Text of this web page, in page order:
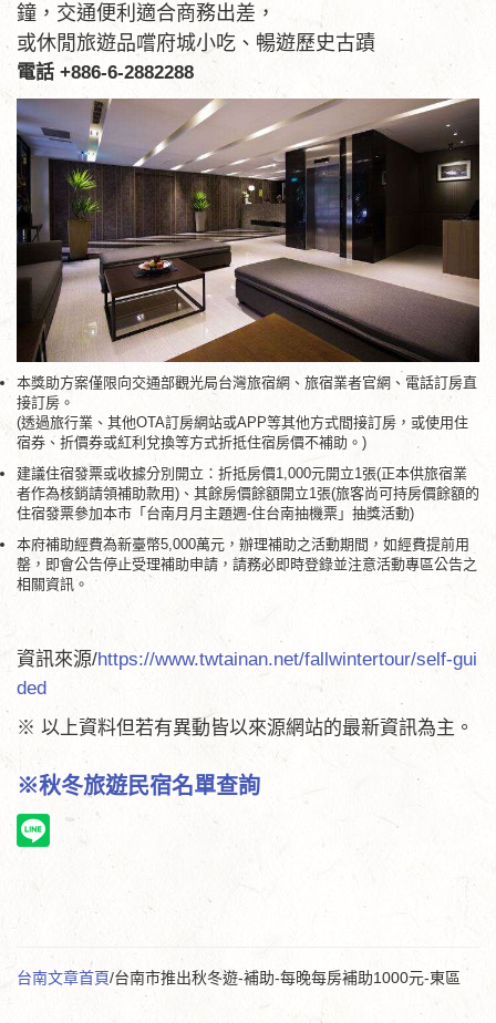
鐘，交通便利適合商務出差，
或休閒旅遊品嚐府城小吃、暢遊歷史古蹟
電話 +886-6-2882288
本獎助方案僅限向交通部觀光局台灣旅宿網、旅宿業者官網、電話訂房直
接訂房。
(透過旅行業、其他OTA訂房網站或APP等其他方式間接訂房，或使用住
宿券、折價券或紅利兌換等方式折抵住宿房價不補助。)
建議住宿發票或收據分別開立：折抵房價1,000元開立1張(正本供旅宿業
者作為核銷請領補助款用)、其餘房價餘額開立1張(旅客尚可持房價餘額的
住宿發票參加本市「台南月月主題週-住台南抽機票」抽獎活動)
本府補助經費為新臺幣5,000萬元，辦理補助之活動期間，如經費提前用
罄，即會公告停止受理補助申請，請務必即時登錄並注意活動專區公告之
相關資訊。
資訊來源/https://www.twtainan.net/fallwintertour/self-gui
ded
※ 以上資料但若有異動皆以來源網站的最新資訊為主。
※秋冬旅遊民宿名單查詢
台南文章首頁/台南市推出秋冬遊-補助-每晚每房補助1000元-東區